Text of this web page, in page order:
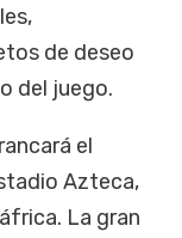
de deseo
del juego.
el
Azteca,
La gran